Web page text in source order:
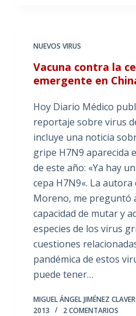
NUEVOS VIRUS
Vacuna contra la
emergente en
Hoy Diario Médico
reportaje sobre virus
incluye una noticia
gripe H7N9 aparecida
de este año: «Ya hay
cepa H7N9«. La
Moreno, me preguntó
capacidad de mutar y
especies de los virus
cuestiones
pandémica de estos
puede tener…
MIGUEL ÁNGEL JIMÉNEZ
2013
2 COMENTARIOS